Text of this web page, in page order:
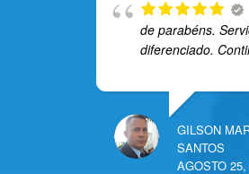
de parabéns.
diferenciado.
GILSON
SANTOS
AGOSTO